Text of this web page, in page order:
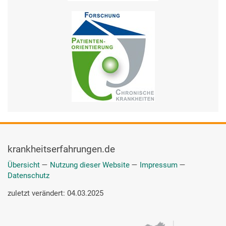
krankheitserfahrungen.de
Übersicht — Nutzung dieser Website — Impressum —
Datenschutz
zuletzt verändert: 04.03.2025